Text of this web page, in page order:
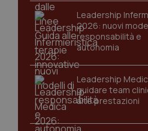
Leadership
2026: nuovi
responsabilità e
autonomia
Leadership
guidare team
alte prestazioni